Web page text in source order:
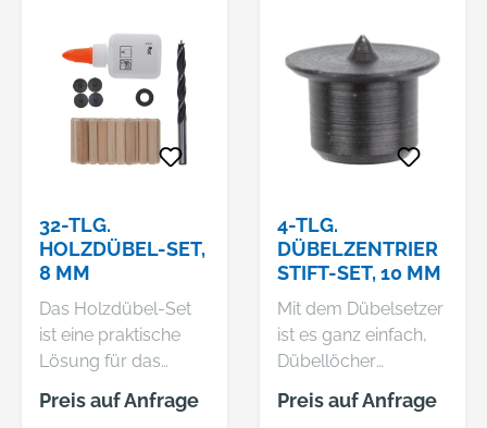
Zubehör, das für eine
effiziente Arbeit in
Weich- und Hartholz
erforderlich ist. Der
Holzspiralbohrer
Eckfräser für
ausrissfreie
gebohrte
Lochwände.
Zubehör, das für eine
effiziente Arbeit in
Weich- und Hartholz
erforderlich ist. Der
Holzspiralbohrer
Eckfräser für
ausrissfreie
gebohrte
Lochwände.
32-TLG.
HOLZDÜBEL-SET,
8 MM
Das Holzdübel-Set
ist eine praktische
Lösung für das
Setzen von Dübeln in
Holz. Es enthält einen
Preis auf Anfrage
4-TLG.
DÜBELZENTRIER
STIFT-SET, 10 MM
Mit dem Dübelsetzer
ist es ganz einfach,
Dübellöcher
anzufertigen. Er
ermöglicht eine
Preis auf Anfrage